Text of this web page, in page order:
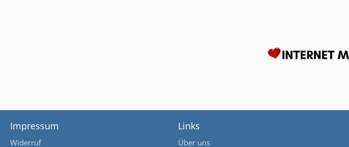
Impressum
Widerruf
Links
Über uns